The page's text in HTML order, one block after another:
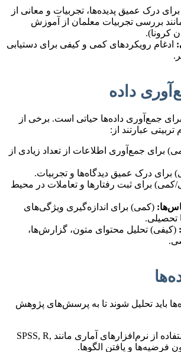
برای درک عمیق پدیده‌ها، تجربیات و معانی از
بررسی تجربیات معلمان از آموزش
کرونا).
ادغام رویکردهای کمی و کیفی برای دستیابی
جمع‌آوری داده‌ها حیاتی است. برخی از
تربیتی عبارتند از:
برای جمع‌آوری اطلاعات از تعداد زیادی از
برای درک عمیق دیدگاه‌ها و تجربیات.
کمی) برای ثبت رفتارها و تعاملات در محیط
(کمی) برای اندازه‌گیری ویژگی‌های
تحصیلی.
(کیفی) تحلیل محتوای متون، گزارش‌ها،
باید تحلیل شوند تا به پرسش‌های پژوهش
استفاده از نرم‌افزارهای آماری مانند SPSS, R,